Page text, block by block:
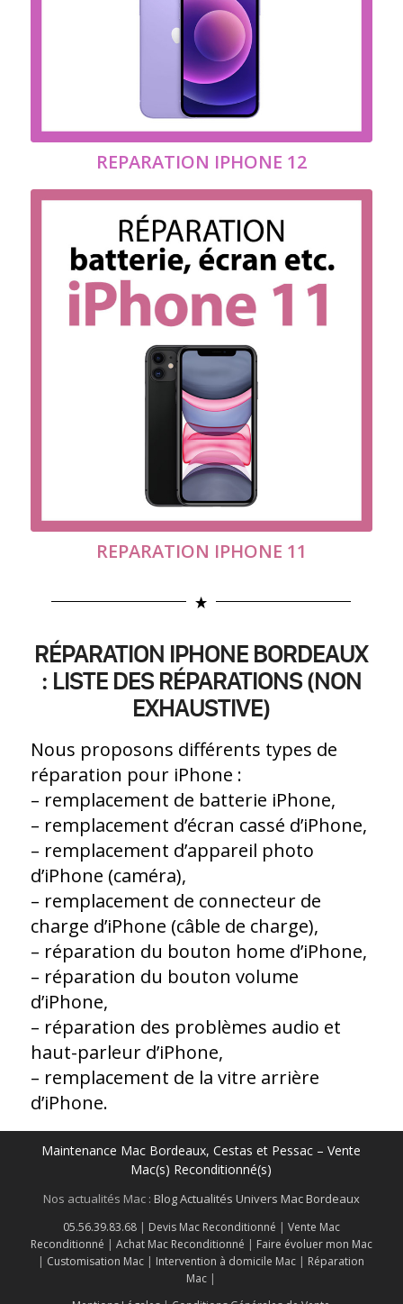
REPARATION IPHONE 12
REPARATION IPHONE 11
RÉPARATION IPHONE BORDEAUX
: LISTE DES RÉPARATIONS (NON
EXHAUSTIVE)
Nous proposons différents types de
réparation pour iPhone :
– remplacement de batterie iPhone,
– remplacement d’écran cassé d’iPhone,
– remplacement d’appareil photo
d’iPhone (caméra),
– remplacement de connecteur de
charge d’iPhone (câble de charge),
– réparation du bouton home d’iPhone,
– réparation du bouton volume
d’iPhone,
– réparation des problèmes audio et
haut-parleur d’iPhone,
– remplacement de la vitre arrière
d’iPhone.
Maintenance Mac Bordeaux, Cestas et Pessac – Vente
Mac(s) Reconditionné(s)
Nos actualités Mac : Blog Actualités Univers Mac Bordeaux
05.56.39.83.68| Devis Mac Reconditionné | Vente Mac
Reconditionné | Achat Mac Reconditionné | Faire évoluer mon Mac
| Customisation Mac | Intervention à domicile Mac | Réparation
Mac |